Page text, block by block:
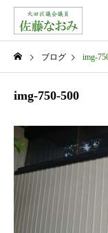
ブログ img-
img-750-500